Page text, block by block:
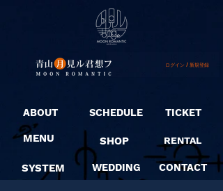
ログイン / 新規登録
ABOUT
MENU
SYSTEM
SCHEDULE
SHOP
WEDDING
TICKET
RENTAL
CONTACT